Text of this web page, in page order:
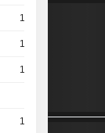
10
10
10
10